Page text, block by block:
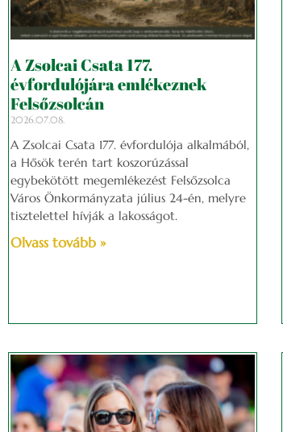
A Zsolcai Csata 177.
évfordulójára emlékeznek
Felsőzsolcán
2026.07.08.
A Zsolcai Csata 177. évfordulója alkalmából,
a Hősök terén tart koszorúzással
egybekötött megemlékezést Felsőzsolca
Város Önkormányzata július 24-én, melyre
tisztelettel hívják a lakosságot.
Olvass tovább »